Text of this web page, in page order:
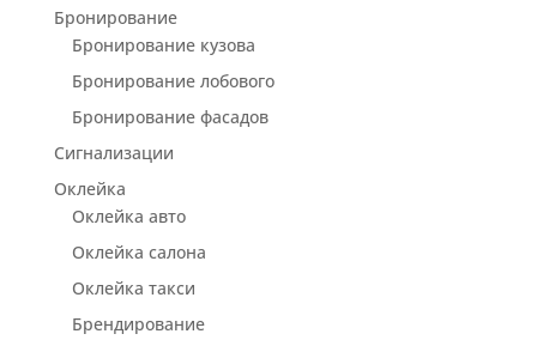
Бронирование
Бронирование кузова
Бронирование лобового
Бронирование фасадов
Сигнализации
Оклейка
Оклейка авто
Оклейка салона
Оклейка такси
Брендирование